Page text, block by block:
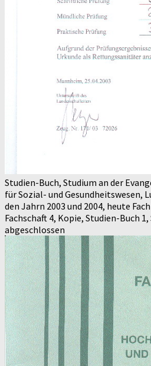
Studien-Buch, Studium an der
für Sozial- und Gesundheitswesen,
den Jahrn 2003 und 2004, heute
Fachschaft 4, Kopie, Studien-Buch
abgeschlossen